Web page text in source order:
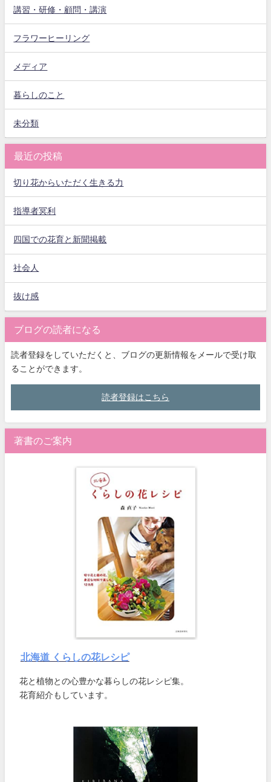
講習・研修・顧問・講演
フラワーヒーリング
メディア
暮らしのこと
未分類
最近の投稿
切り花からいただく生きる力
指導者冥利
四国での花育と新聞掲載
社会人
抜け感
ブログの読者になる
読者登録をしていただくと、ブログの更新情報をメールで受け取
ることができます。
読者登録はこちら
著書のご案内
北海道 くらしの花レシピ
花と植物との心豊かな暮らしの花レシピ集。
花育紹介もしています。